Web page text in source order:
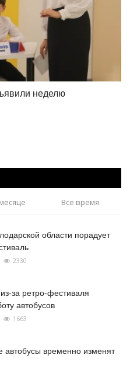
неделю
Все время
области порадует
2330
за ретро-фестиваля
автобусов
1663
автобусы временно изменят